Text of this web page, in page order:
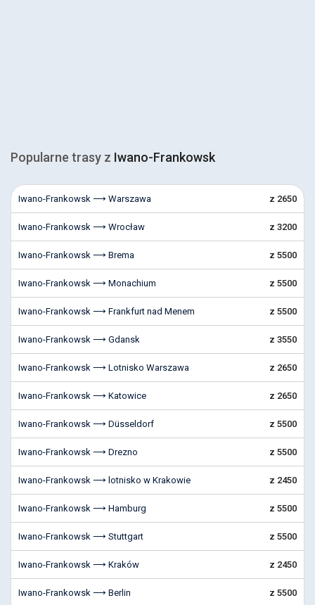
Popularne trasy z Iwano-Frankowsk
Iwano-Frankowsk ⟶ Warszawa z 2650
Iwano-Frankowsk ⟶ Wrocław z 3200
Iwano-Frankowsk ⟶ Brema z 5500
Iwano-Frankowsk ⟶ Monachium z 5500
Iwano-Frankowsk ⟶ Frankfurt nad Menem z 5500
Iwano-Frankowsk ⟶ Gdansk z 3550
Iwano-Frankowsk ⟶ Lotnisko Warszawa z 2650
Iwano-Frankowsk ⟶ Katowice z 2650
Iwano-Frankowsk ⟶ Düsseldorf z 5500
Iwano-Frankowsk ⟶ Drezno z 5500
Iwano-Frankowsk ⟶ lotnisko w Krakowie z 2450
Iwano-Frankowsk ⟶ Hamburg z 5500
Iwano-Frankowsk ⟶ Stuttgart z 5500
Iwano-Frankowsk ⟶ Kraków z 2450
Iwano-Frankowsk ⟶ Berlin z 5500